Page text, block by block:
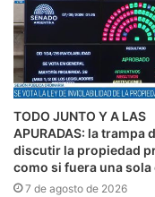
TODO JUNTO Y A LAS
APURADAS: la trampa
discutir la propiedad
como si fuera una sola
7 de agosto de 2026